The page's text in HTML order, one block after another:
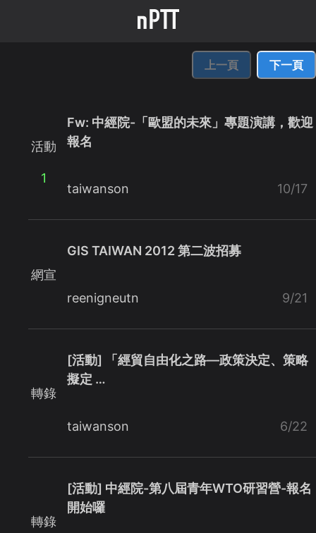
上一頁 下一頁
活動
1
Fw: 中經院-「歐盟的未來」專題演講，歡迎
報名
taiwanson 10/17
網宣
GIS TAIWAN 2012 第二波招募
reenigneutn 9/21
轉錄
[活動] 「經貿自由化之路—政策決定、策略
擬定 …
taiwanson 6/22
轉錄
[活動] 中經院-第八屆青年WTO研習營-報名
開始囉